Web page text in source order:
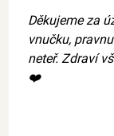
Děkujeme za
vnučku,
neteř. Zdraví
❤️